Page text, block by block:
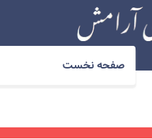
صفحه نخست